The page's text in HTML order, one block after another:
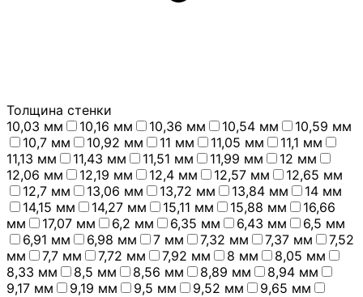
Толщина стенки
10,03 мм
10,16 мм 10,36 мм 10,54 мм
10,59 мм
10,7 мм
10,92 мм 11 мм 11,05 мм
11,1 мм
11,13 мм
11,43 мм 11,51 мм 11,99 мм
12 мм
12,06 мм
12,19 мм 12,4 мм 12,57 мм
12,65 мм
12,7 мм
13,06 мм 13,72 мм 13,84 мм
14 мм
14,15 мм
14,27 мм 15,11 мм 15,88 мм
16,66
мм
17,07 мм 6,2 мм 6,35 мм 6,43 мм
6,5 мм
6,91 мм
6,98 мм 7 мм 7,32 мм 7,37 мм
7,52
мм
7,7 мм 7,72 мм 7,92 мм 8 мм
8,05 мм
8,33 мм
8,5 мм 8,56 мм 8,89 мм
8,94 мм
9,17 мм
9,19 мм 9,5 мм 9,52 мм 9,65 мм